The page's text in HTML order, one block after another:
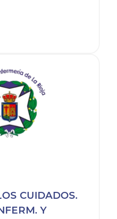
CUIDADOS.
Y